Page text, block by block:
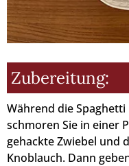
Zubereitung:
Während die
schmoren Sie in einer
gehackte Zwiebel und
Knoblauch. Dann